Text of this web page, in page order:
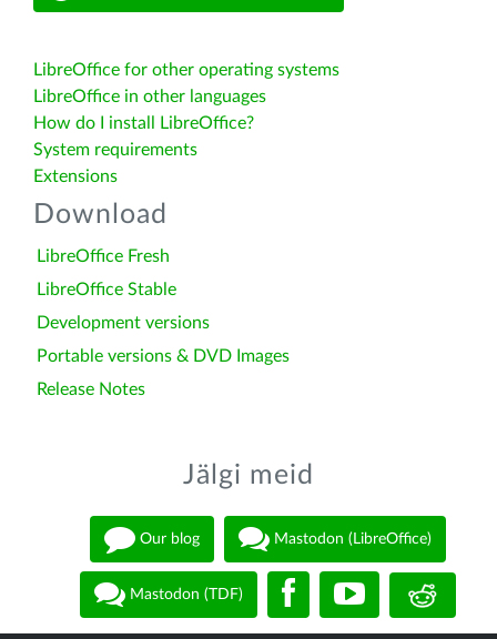
LibreOffice for other operating systems
LibreOffice in other languages
How do I install LibreOffice?
System requirements
Extensions
Download
LibreOffice Fresh
LibreOffice Stable
Development versions
Portable versions & DVD Images
Release Notes
Jälgi meid
Our blog Mastodon (LibreOffice)
Mastodon (TDF)